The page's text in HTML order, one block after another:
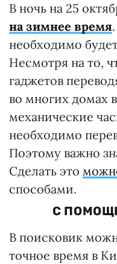
В ночь на 25
на зимнее время
необходимо
Несмотря на то,
гаджетов
во многих домах
механические
необходимо
Поэтому важно
Сделать это
способами.
С
В поисковик
точное время в